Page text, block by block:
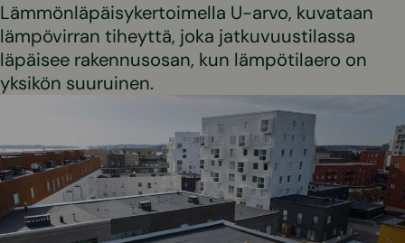
Lämmönläpäisykertoimella U-arvo, kuvataan
lämpövirran tiheyttä, joka jatkuvuustilassa
läpäisee rakennusosan, kun lämpötilaero on
yksikön suuruinen.